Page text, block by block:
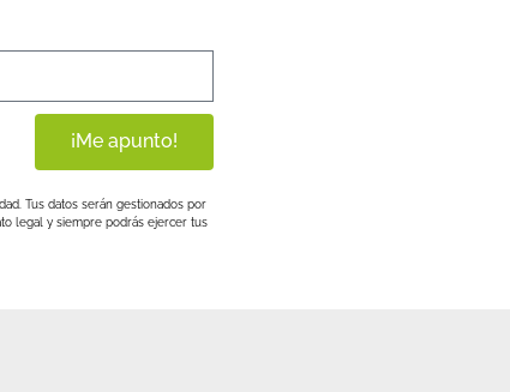
¡Me apunto!
Tus datos serán gestionados por
legal y siempre podrás ejercer tus